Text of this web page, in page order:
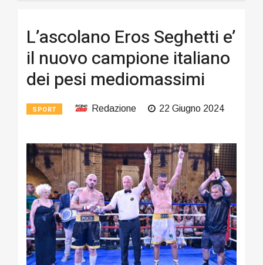
L’ascolano Eros Seghetti e’
il nuovo campione italiano
dei pesi mediomassimi
SPORT Redazione 22 Giugno 2024